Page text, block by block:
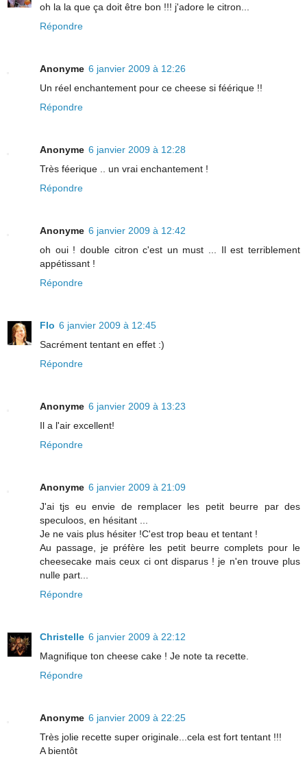
oh la la que ça doit être bon !!! j'adore le citron...
Répondre
Anonyme 6 janvier 2009 à 12:26
Un réel enchantement pour ce cheese si féérique !!
Répondre
Anonyme 6 janvier 2009 à 12:28
Très féerique .. un vrai enchantement !
Répondre
Anonyme 6 janvier 2009 à 12:42
oh oui ! double citron c'est un must ... Il est terriblement
appétissant !
Répondre
Flo 6 janvier 2009 à 12:45
Sacrément tentant en effet :)
Répondre
Anonyme 6 janvier 2009 à 13:23
Il a l'air excellent!
Répondre
Anonyme 6 janvier 2009 à 21:09
J'ai tjs eu envie de remplacer les petit beurre par des
speculoos, en hésitant ...
Je ne vais plus hésiter !C'est trop beau et tentant !
Au passage, je préfère les petit beurre complets pour le
cheesecake mais ceux ci ont disparus ! je n'en trouve plus
nulle part...
Répondre
Christelle 6 janvier 2009 à 22:12
Magnifique ton cheese cake ! Je note ta recette.
Répondre
Anonyme 6 janvier 2009 à 22:25
Très jolie recette super originale...cela est fort tentant !!!
A bientôt